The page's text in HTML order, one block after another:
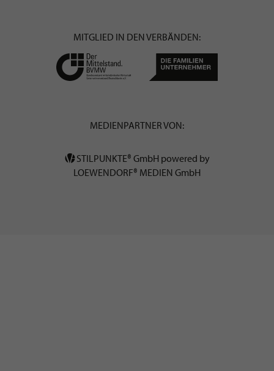
MITGLIED IN DEN VERBÄNDEN:
MEDIENPARTNER VON:
STILPUNKTE® GmbH powered by
LOEWENDORF® MEDIEN GmbH